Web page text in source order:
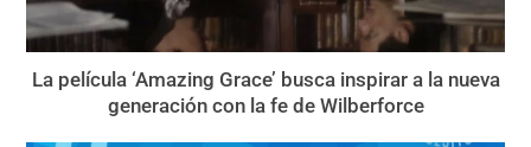
La película ‘Amazing Grace’ busca inspirar a la nueva
generación con la fe de Wilberforce